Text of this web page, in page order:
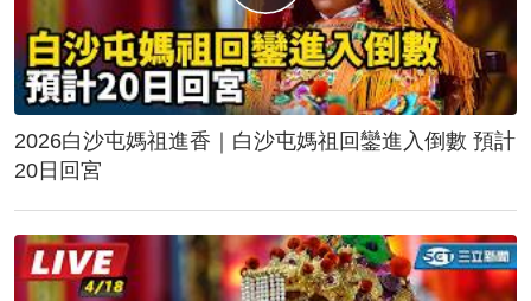
2026白沙屯媽祖進香｜白沙屯媽祖回鑾進入倒數 預計
20日回宮